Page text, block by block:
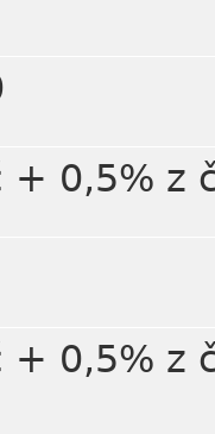
+ 0,5% z
+ 0,5% z